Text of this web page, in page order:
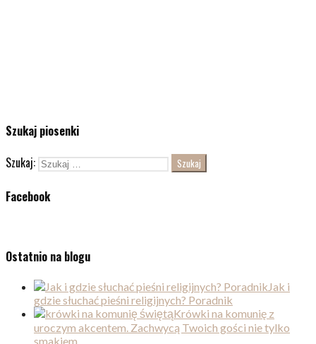
Szukaj piosenki
Szukaj:
Facebook
Ostatnio na blogu
Jak i
gdzie słuchać pieśni religijnych? Poradnik
Krówki na komunię z
uroczym akcentem. Zachwycą Twoich gości nie tylko
smakiem